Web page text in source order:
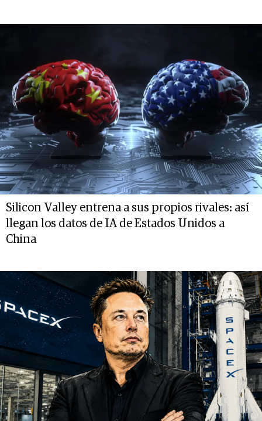
Silicon Valley entrena a sus propios rivales: así
llegan los datos de IA de Estados Unidos a
China